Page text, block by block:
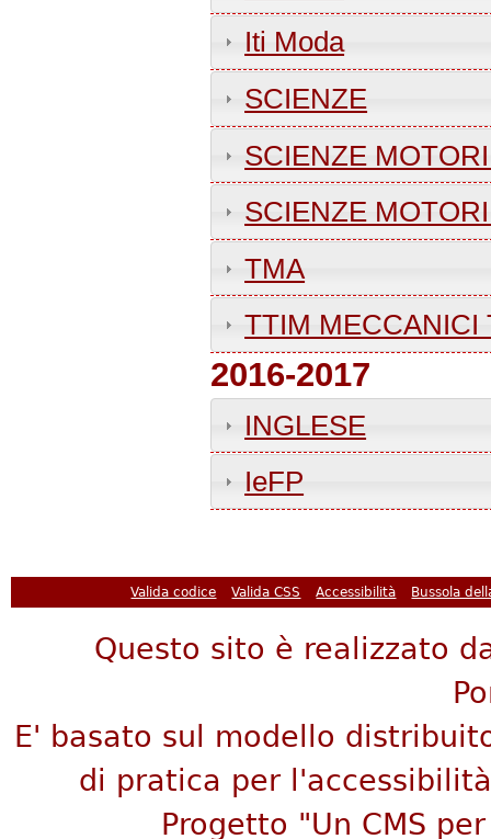
Iti Moda
SCIENZE
SCIENZE
SCIENZE
TMA
TTIM MECCANICI
2016-2017
INGLESE
IeFP
Valida codice Valida CSS Accessibilità Bussola
Questo sito è realizzato
E' basato sul modello
di pratica per
Progetto "Un CMS